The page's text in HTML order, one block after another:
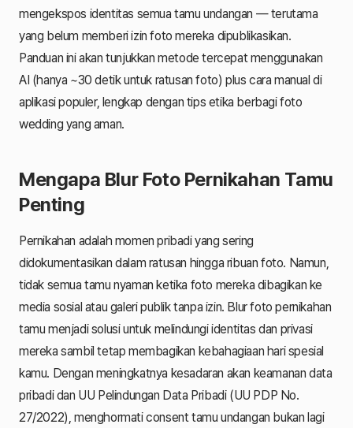
mengekspos identitas semua tamu undangan — terutama
yang belum memberi izin foto mereka dipublikasikan.
Panduan ini akan tunjukkan metode tercepat menggunakan
AI (hanya ~30 detik untuk ratusan foto) plus cara manual di
aplikasi populer, lengkap dengan tips etika berbagi foto
wedding yang aman.
Mengapa Blur Foto Pernikahan Tamu
Penting
Pernikahan adalah momen pribadi yang sering
didokumentasikan dalam ratusan hingga ribuan foto. Namun,
tidak semua tamu nyaman ketika foto mereka dibagikan ke
media sosial atau galeri publik tanpa izin. Blur foto pernikahan
tamu menjadi solusi untuk melindungi identitas dan privasi
mereka sambil tetap membagikan kebahagiaan hari spesial
kamu. Dengan meningkatnya kesadaran akan keamanan data
pribadi dan UU Pelindungan Data Pribadi (UU PDP No.
27/2022), menghormati consent tamu undangan bukan lagi